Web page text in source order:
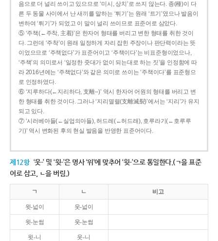
음으로 더 널리 쓰이고 있으므로 ‘미시, 상치’로 쓰지 않는다. 종(種)이 다
른 두 동물 사이에서 난 새끼를 말하는 ‘튀기’는 원래 ‘트기’였으나 발음이
변하여 ‘튀기’가 되었고 이 말이 널리 쓰이므로 표준어로 삼았다.
⑤ ‘주책(←주착, 主着)’은 한자어 형태를 버리고 변한 형태를 취한 것이
다. 그런데 ‘주착’이 원래 일정하게 자리 잡힌 주장이나 판단력이라는 뜻
이었으므로 ‘주책없다’가 표준어이고 ‘주책이다’는 비표준형이었으나,
‘주책’의 의미로서 ‘일정한 줏대가 없이 되는대로 하는 짓’을 인정함에 따
라 2016년에는 ‘주책없다’와 같은 의미로 쓰이는 ‘주책이다’를 표준형으
로 인정하였다.
⑥ ‘지루하다(←지리하다, 支離--)’ 역시 한자어 어원의 형태를 버리고 변
한 형태를 취한 것이다. 그러나 ‘지리멸렬(支離滅裂)’에서는 ‘지리’가 유지
되고 있다.
⑦ ‘시러베아들(←실업의아들), 허드레(←허드래), 호루라기(←호루루
기)’ 역시 변화된 후의 현실 발음을 반영한 표준어이다.
제12항 ‘웃-’ 및 ‘윗-’은 명사 ‘위’에 맞추어 ‘윗-’으로 통일한다.(ㄱ을 표준
어로 삼고, ㄴ을 버림.)
ㄱ ㄴ 비고
윗-넓이 웃-넓이
윗-눈썹 웃-눈썹
윗-니 웃-니